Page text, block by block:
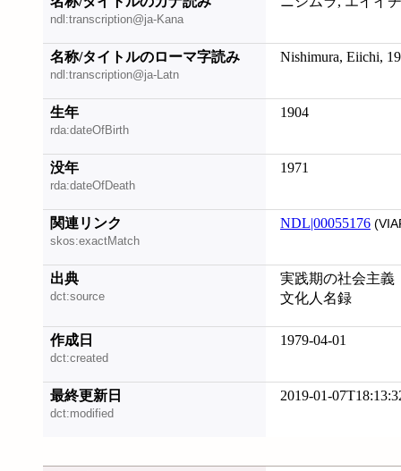
ndl:transcription@ja-Kana
名称/タイトルのローマ字読み
ndl:transcription@ja-Latn
Nishimura, Eiichi,
生年
rda:dateOfBirth
1904
没年
rda:dateOfDeath
1971
関連リンク
skos:exactMatch
NDL|00055176
出典
dct:source
実践期の社会主義
文化人名録
作成日
dct:created
1979-04-01
最終更新日
dct:modified
2019-01-